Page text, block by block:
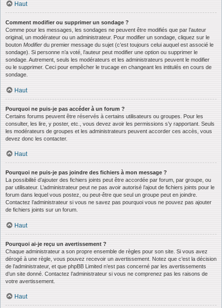
Haut
Comment modifier ou supprimer un sondage ?
Comme pour les messages, les sondages ne peuvent être modifiés que par l’auteur
original, un modérateur ou un administrateur. Pour modifier un sondage, cliquez sur le
bouton Modifier du premier message du sujet (c’est toujours celui auquel est associé le
sondage). Si personne n’a voté, l’auteur peut modifier une option ou supprimer le
sondage. Autrement, seuls les modérateurs et les administrateurs peuvent le modifier
ou le supprimer. Ceci pour empêcher le trucage en changeant les intitulés en cours de
sondage.
Haut
Pourquoi ne puis-je pas accéder à un forum ?
Certains forums peuvent être réservés à certains utilisateurs ou groupes. Pour les
consulter, les lire, y poster, etc., vous devez avoir les permissions s’y rapportant. Seuls
les modérateurs de groupes et les administrateurs peuvent accorder ces accès, vous
devez donc les contacter.
Haut
Pourquoi ne puis-je pas joindre des fichiers à mon message ?
La possibilité d’ajouter des fichiers joints peut être accordée par forum, par groupe, ou
par utilisateur. L’administrateur peut ne pas avoir autorisé l’ajout de fichiers joints pour le
forum dans lequel vous postez, ou peut-être que seul un groupe peut en joindre.
Contactez l’administrateur si vous ne savez pas pourquoi vous ne pouvez pas ajouter
de fichiers joints sur un forum.
Haut
Pourquoi ai-je reçu un avertissement ?
Chaque administrateur a son propre ensemble de règles pour son site. Si vous avez
dérogé à une règle, vous pouvez recevoir un avertissement. Notez que c’est la décision
de l’administrateur, et que phpBB Limited n’est pas concerné par les avertissements
d’un site donné. Contactez l’administrateur si vous ne comprenez pas les raisons de
votre avertissement.
Haut